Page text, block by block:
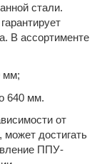
стали.
В ассортименте
мм;
640 мм.
от
достигать
ППУ-